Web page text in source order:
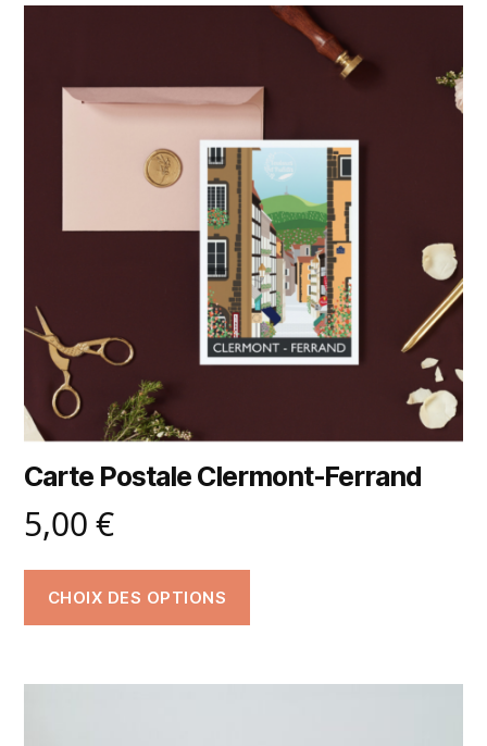
Carte Postale Clermont-Ferrand
5,00€
CHOIX DES OPTIONS